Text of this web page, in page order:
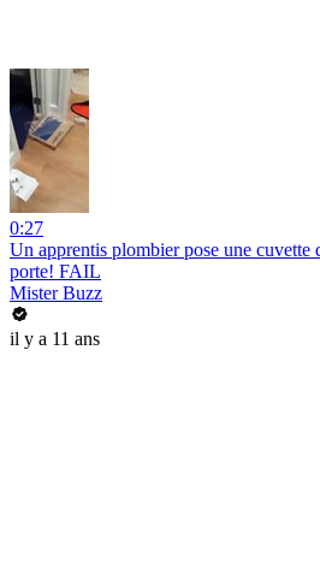
0:27
Un apprentis plombier pose une cuvette
porte! FAIL
Mister Buzz
il y a 11 ans